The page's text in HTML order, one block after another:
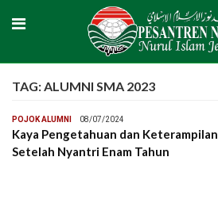
TAG:ALUMNI SMA 2023
POJOK ALUMNI 08/07/2024
Kaya Pengetahuan dan Keterampilan
Setelah Nyantri Enam Tahun